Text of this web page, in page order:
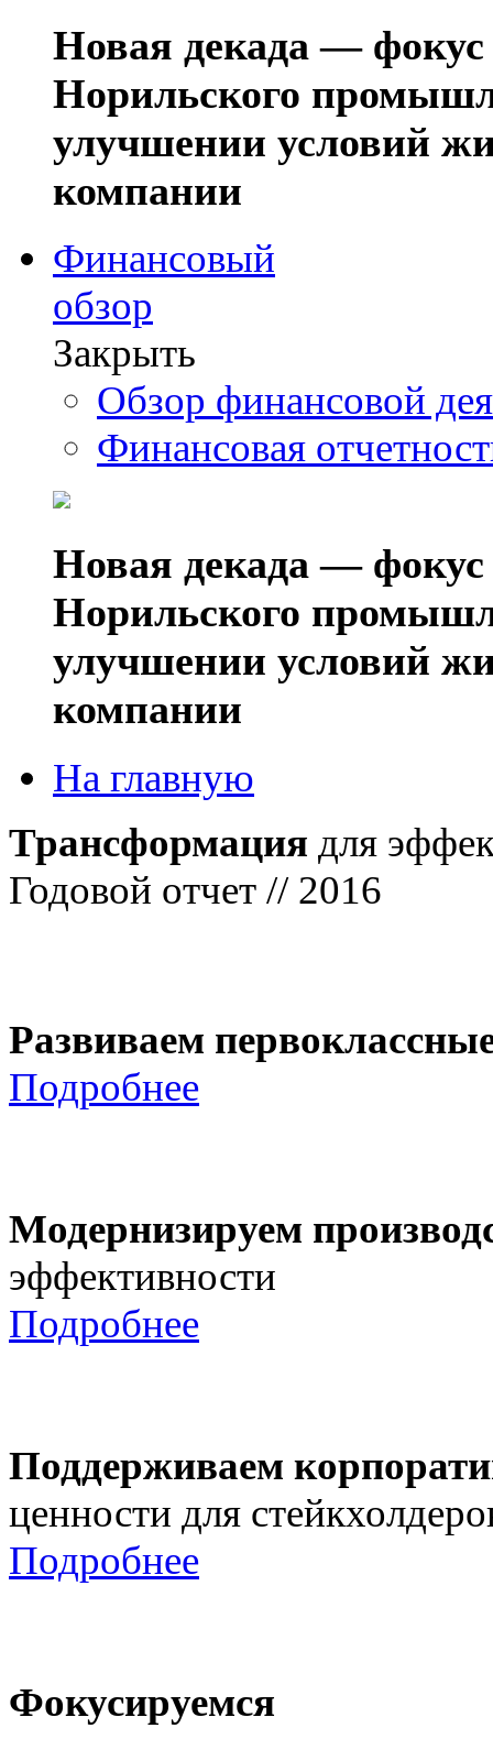
Новая декада — фокус
Норильского
улучшении условий
компании
Финансовый
обзор
Закрыть
Обзор финансовой
Финансовая
Новая декада — фокус
Норильского
улучшении условий
компании
На главную
Трансформация для
Годовой отчет // 2016
Развиваем
Подробнее
Модернизируем
эффективности
Подробнее
Поддерживаем
ценности для
Подробнее
Фокусируемся